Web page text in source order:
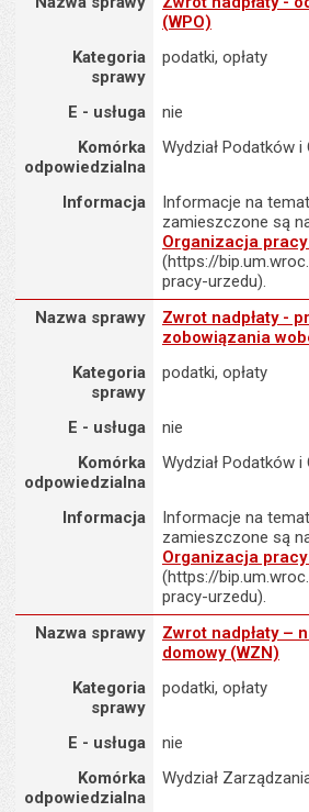
(WPO)
Kategoria
sprawy
podatki, opłaty
E - usługa
nie
Komórka
odpowiedzialna
Wydział Podatków i
Informacja
Informacje na
zamieszczone są
Organizacja pracy
(https://
pracy-urzedu).
Nazwa sprawy : Zwrot nadpłaty -
Nazwa sprawy
Zwrot nadpłaty -
zobowiązania
Kategoria
sprawy
podatki, opłaty
E - usługa
nie
Komórka
odpowiedzialna
Wydział Podatków i
Informacja
Informacje na
zamieszczone są
Organizacja pracy
(https://
pracy-urzedu).
Nazwa sprawy : Zwrot nadpłaty – na
Nazwa sprawy
Zwrot nadpłaty –
domowy (WZN)
Kategoria
sprawy
podatki, opłaty
E - usługa
nie
Komórka
odpowiedzialna
Wydział